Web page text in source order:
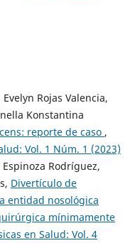
Rojas Valencia,
Konstantina
reporte de caso ,
Vol. 1 Núm. 1 (2023)
Rodríguez,
Divertículo de
entidad nosológica
mínimamente
en Salud: Vol. 4